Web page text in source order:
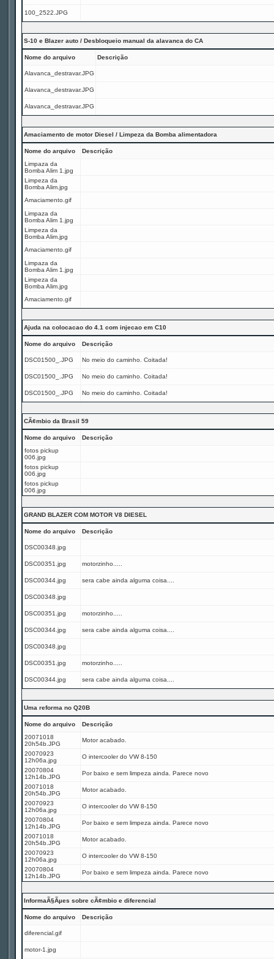
100_2522.JPG
S-10 e Blazer auto / Desbloqueio manual da alavanca do CA
Nome do arquivo Descrição
Alavanca_destravar.JPG
Alavanca_destravar.JPG
Alavanca_destravar.JPG
Amaciamento de motor Diesel / Limpeza da Bomba alimentadora
Nome do arquivo
Descrição
Limpaza da
Bomba Alim 1.jpg
Limpeza da
Bomba Alim.jpg
Amaciamento.gif
Limpaza da
Bomba Alim 1.jpg
Limpeza da
Bomba Alim.jpg
Amaciamento.gif
Limpaza da
Bomba Alim 1.jpg
Limpeza da
Bomba Alim.jpg
Amaciamento.gif
Ajuda na colocacao do 4.1 com injecao em C10
Nome do arquivo Descrição
DSC01500_.JPG No meio do caminho. Coitada!
DSC01500_.JPG No meio do caminho. Coitada!
DSC01500_.JPG No meio do caminho. Coitada!
CÃ¢mbio da Brasil 59
Nome do arquivo
Descrição
fotos pickup
006.jpg
fotos pickup
006.jpg
fotos pickup
006.jpg
GRAND BLAZER COM MOTOR V8 DIESEL
Nome do arquivo Descrição
DSC00348.jpg
DSC00351.jpg motorzinho.....
DSC00344.jpg sera cabe ainda alguma coisa....
DSC00348.jpg
DSC00351.jpg motorzinho.....
DSC00344.jpg sera cabe ainda alguma coisa....
DSC00348.jpg
DSC00351.jpg motorzinho.....
DSC00344.jpg sera cabe ainda alguma coisa....
Uma reforma no Q20B
Nome do arquivo
Descrição
20071018
20h54b.JPG
Motor acabado.
20070923
12h06a.jpg
O intercooler do VW 8-150
20070804
12h14b.JPG
Por baixo e sem limpeza ainda. Parece novo
20071018
20h54b.JPG
Motor acabado.
20070923
12h06a.jpg
O intercooler do VW 8-150
20070804
12h14b.JPG
Por baixo e sem limpeza ainda. Parece novo
20071018
20h54b.JPG
Motor acabado.
20070923
12h06a.jpg
O intercooler do VW 8-150
20070804
12h14b.JPG
Por baixo e sem limpeza ainda. Parece novo
InformaÃ§Ãµes sobre cÃ¢mbio e diferencial
Nome do arquivo Descrição
diferencial.gif
motor-1.jpg